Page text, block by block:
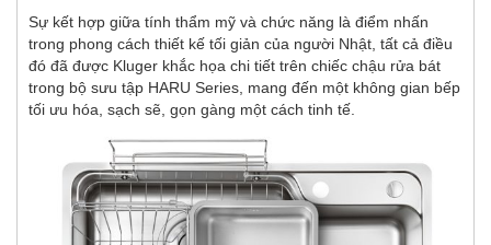
Sự kết hợp giữa tính thẩm mỹ và chức năng là điểm nhấn
trong phong cách thiết kế tối giản của người Nhật, tất cả điều
đó đã được Kluger khắc họa chi tiết trên chiếc chậu rửa bát
trong bộ sưu tập HARU Series, mang đến một không gian bếp
tối ưu hóa, sạch sẽ, gọn gàng một cách tinh tế.